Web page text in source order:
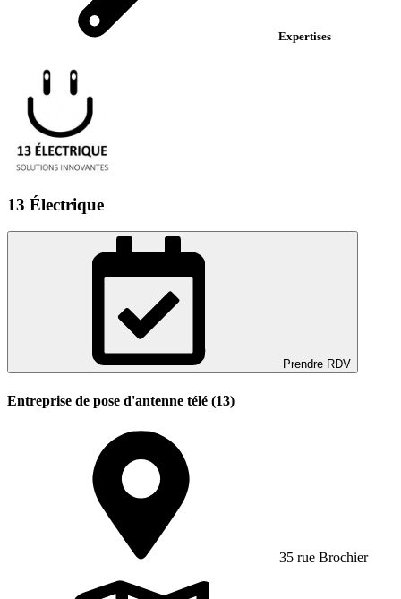
Expertises
13 Électrique
Prendre RDV
Entreprise de pose d'antenne télé (13)
35 rue Brochier